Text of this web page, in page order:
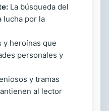
La búsqueda del
lucha por la
y heroínas que
personales y
y tramas
al lector